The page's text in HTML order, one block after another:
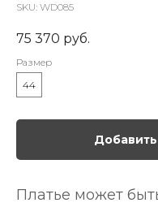
SKU: WD085
75 370 руб.
Размер
44
Платье может